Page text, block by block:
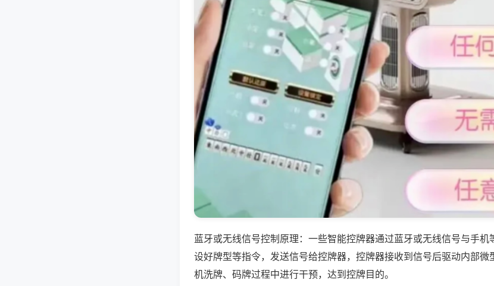
蓝牙或无线信号控制原理：一些智能控牌器通过蓝牙或无线信号与手
设好牌型等指令，发送信号给控牌器，控牌器接收到信号后驱动内部微
机洗牌、码牌过程中进行干预，达到控牌目的。